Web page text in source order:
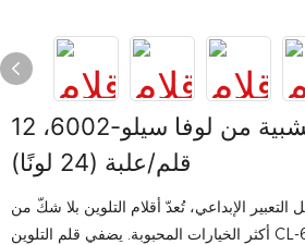
أقلام تلوين خشبية من لوفا سيلو-6002، 12
قلم/علبة (24 لونًا)
الإبداعي، تُعدّ أقلام التلوين بلا شكّ من
أكثر الخيارات المحبوبة. يضفي قلم التلوين CL-6002 سحرًا لا يُضاهى على